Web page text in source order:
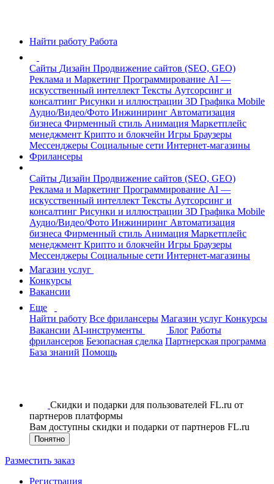
Найти работу Работа
Сайты Дизайн Продвижение сайтов (SEO, GEO)
Реклама и Маркетинг Программирование AI —
искусственный интеллект Тексты Аутсорсинг и
консалтинг Рисунки и иллюстрации 3D Графика Mobile
Аудио/Видео/Фото Инжиниринг Автоматизация
бизнеса Фирменный стиль Анимация Маркетплейс
менеджмент Крипто и блокчейн Игры Браузеры
Мессенджеры Социальные сети Интернет-магазины
Фрилансеры
Сайты Дизайн Продвижение сайтов (SEO, GEO)
Реклама и Маркетинг Программирование AI —
искусственный интеллект Тексты Аутсорсинг и
консалтинг Рисунки и иллюстрации 3D Графика Mobile
Аудио/Видео/Фото Инжиниринг Автоматизация
бизнеса Фирменный стиль Анимация Маркетплейс
менеджмент Крипто и блокчейн Игры Браузеры
Мессенджеры Социальные сети Интернет-магазины
Магазин услуг
Конкурсы
Вакансии
Еще
Найти работу Все фрилансеры Магазин услуг Конкурсы
Вакансии AI-инструменты Блог Работы
фрилансеров Безопасная сделка Партнерская программа
База знаний Помощь
Скидки и подарки для пользователей FL.ru от
партнеров платформы
Вам доступны скидки и подарки от партнеров FL.ru
Понятно
Разместить заказ
Регистрация